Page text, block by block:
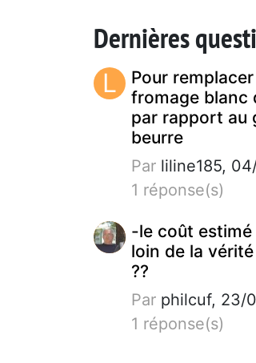
Dernières
L
Pour
fromage blanc
par rapport au
beurre
Par liline185,
1 réponse(s)
-le coût
loin de la
??
Par philcuf, 23/
1 réponse(s)